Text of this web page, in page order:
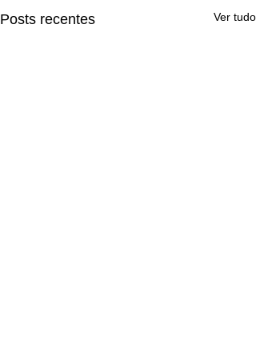
Posts recentes Ver tudo